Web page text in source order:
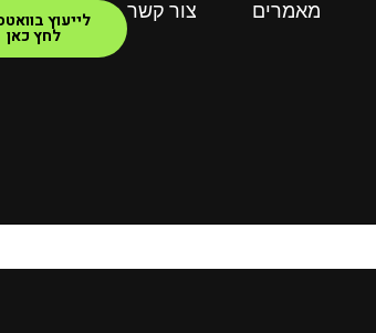
מאמרים צור קשר לייעוץ
לחץ כאן